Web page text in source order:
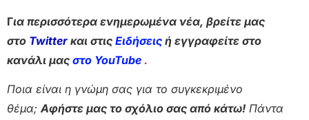
Για περισσότερα ενημερωμένα νέα, βρείτε μας
στο Twitter και στις Ειδήσεις ή εγγραφείτε στο
κανάλι μας στο YouTube .
Ποια είναι η γνώμη σας για το συγκεκριμένο
θέμα;Αφήστε μας το σχόλιο σας από κάτω! Πάντα